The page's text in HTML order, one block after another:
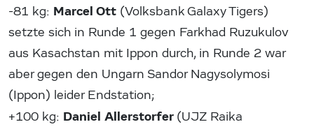
-81 kg: Marcel Ott (Volksbank Galaxy Tigers)
setzte sich in Runde 1 gegen Farkhad Ruzukulov
aus Kasachstan mit Ippon durch, in Runde 2 war
aber gegen den Ungarn Sandor Nagysolymosi
(Ippon) leider Endstation;
+100 kg: Daniel Allerstorfer (UJZ Raika